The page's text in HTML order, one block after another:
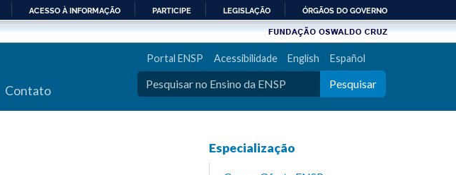
ACESSO À INFORMAÇÃO PARTICIPE LEGISLAÇÃO ÓRGÃOS DO GOVERNO
Contato
Portal ENSP Acessibilidade English Español
Pesquisar
Especialização